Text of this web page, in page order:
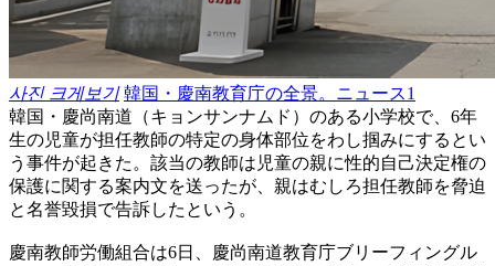
사진 크게보기 韓国・慶南教育庁の全景。ニュース1
韓国・慶尚南道（キョンサンナムド）のある小学校で、6年
生の児童が担任教師の特定の身体部位をわし掴みにするとい
う事件が起きた。該当の教師は児童の親に性的自己決定権の
保護に関する案内文を送ったが、親はむしろ担任教師を脅迫
と名誉毀損で告訴したという。
慶南教師労働組合は6日、慶尚南道教育庁ブリーフィングル